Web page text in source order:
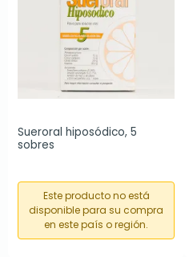
Sueroral hiposódico, 5
sobres
Este producto no está
disponible para su compra
en este país o región.